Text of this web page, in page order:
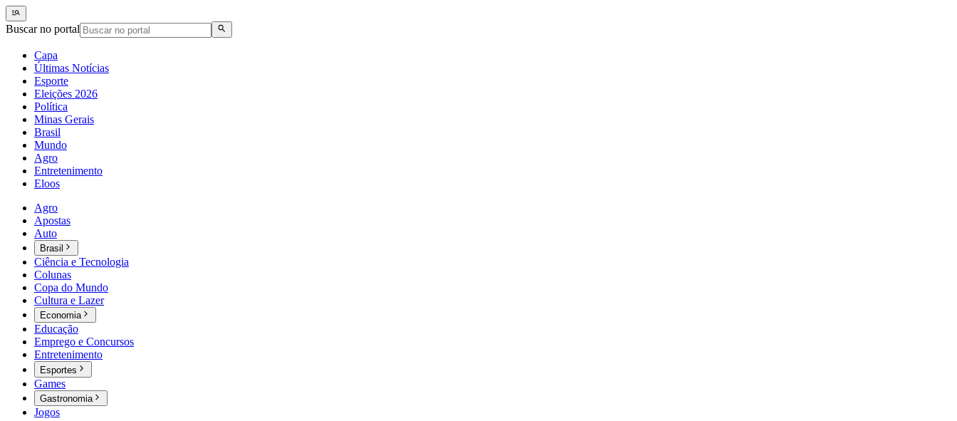
Buscar no portal
Capa
Últimas Notícias
Esporte
Eleições 2026
Política
Minas Gerais
Brasil
Mundo
Agro
Entretenimento
Eloos
Agro
Apostas
Auto
Brasil
Ciência e Tecnologia
Colunas
Copa do Mundo
Cultura e Lazer
Economia
Educação
Emprego e Concursos
Entretenimento
Esportes
Games
Gastronomia
Jogos